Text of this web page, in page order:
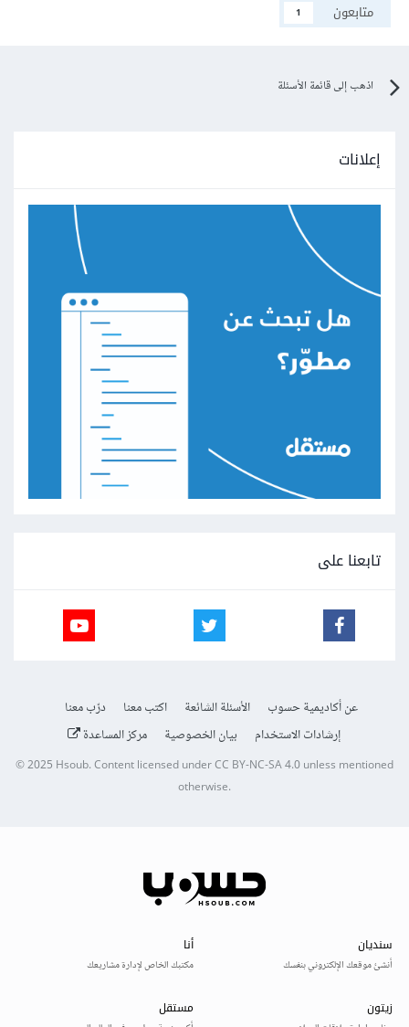
متابعون
1
اذهب إلى قائمة الأسئلة
إعلانات
تابعنا على
عن أكاديمية حسوب الأسئلة الشائعة اكتب معنا
درّب معنا
إرشادات الاستخدام
بيان الخصوصية مركز المساعدة
© 2025Hsoub.Content licensed underCC BY-NC-SA 4.0unless mentioned
otherwise.